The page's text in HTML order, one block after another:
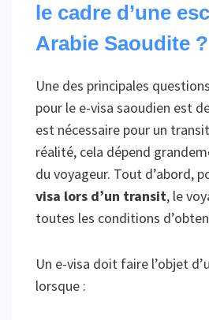
le cadre d’une
Arabie Saoudite ?
Une des principales
pour le e-visa saoudien est
est nécessaire pour un
réalité, cela dépend
du voyageur. Tout d’abord,
visa lors d’un transit, le
toutes les conditions
Un e-visa doit faire l’objet
lorsque :